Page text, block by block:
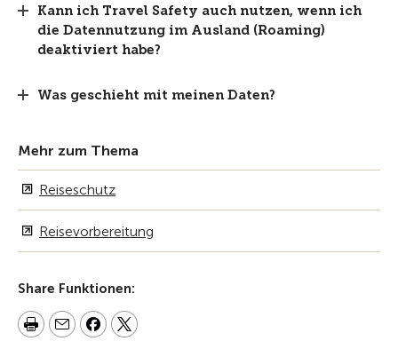
Kann ich Travel Safety auch nutzen, wenn ich
die Datennutzung im Ausland (Roaming)
deaktiviert habe?
Was geschieht mit meinen Daten?
Mehr zum Thema
Reiseschutz
Reisevorbereitung
Share Funktionen: